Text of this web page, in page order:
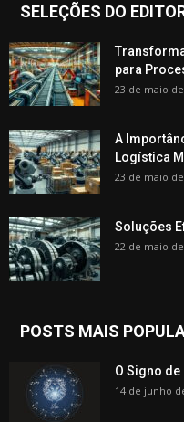
SELEÇÕES DO
para
23 de maio
A
Logística
23 de maio
Soluções
22 de maio
POSTS MAIS
O Signo
14 de junho